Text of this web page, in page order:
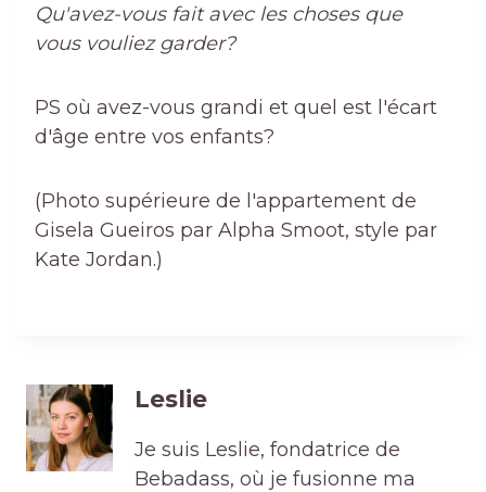
Qu'avez-vous fait avec les choses que
vous vouliez garder?
PS où avez-vous grandi et quel est l'écart
d'âge entre vos enfants?
(Photo supérieure de l'appartement de
Gisela Gueiros par Alpha Smoot, style par
Kate Jordan.)
Leslie
Je suis Leslie, fondatrice de
Bebadass, où je fusionne ma